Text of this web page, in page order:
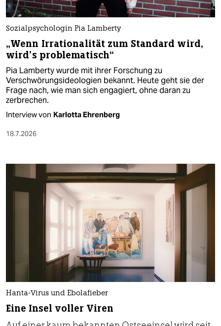
Sozialpsychologin Pia Lamberty
„Wenn Irrationalität zum Standard wird,
wird’s problematisch“
Pia Lamberty wurde mit ihrer Forschung zu
Verschwörungsideologien bekannt. Heute geht sie der
Frage nach, wie man sich engagiert, ohne daran zu
zerbrechen.
Interview von Karlotta Ehrenberg
18.7.2026
Hanta-Virus und Ebolafieber
Eine Insel voller Viren